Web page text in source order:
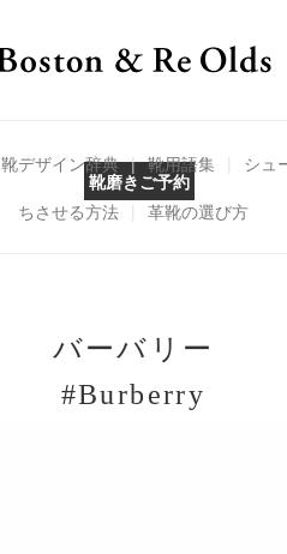
靴磨きご予約
靴デザイン辞典 | 靴用語集
シュ
ちさせる方法
革靴の選び方
バーバリー
#Burberry